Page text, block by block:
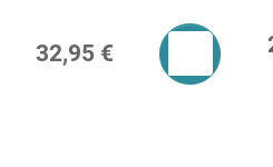
32,95 €